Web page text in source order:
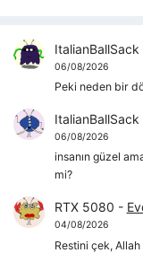
ItalianBallSack
06/08/2026
Peki neden bir
ItalianBallSack
06/08/2026
insanın güzel
mi?
RTX 5080 -
04/08/2026
Restini çek,